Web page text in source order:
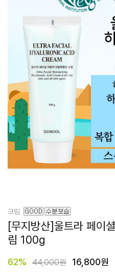
크림
[무지방산]울트라 페이셜
림 100g
62% 44,000원 16,800원